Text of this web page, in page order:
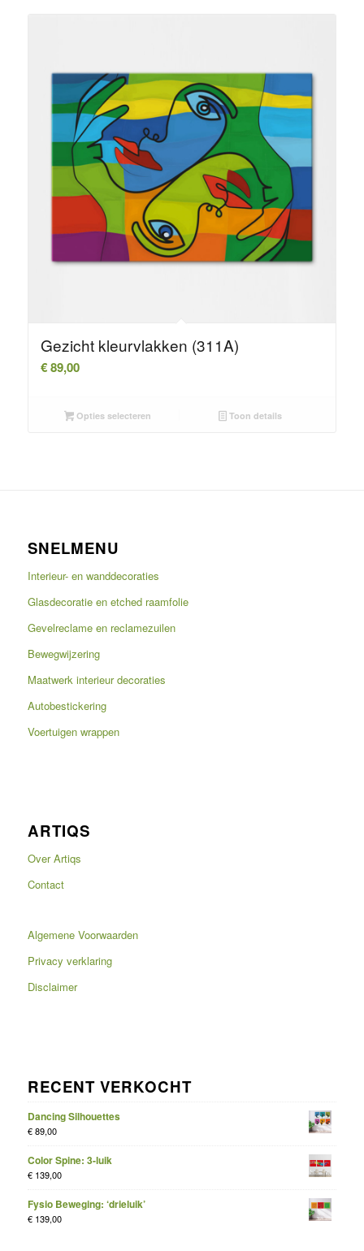
Gezicht kleurvlakken (311A)
€89,00
Opties selecteren Toon details
SNELMENU
Interieur- en wanddecoraties
Glasdecoratie en etched raamfolie
Gevelreclame en reclamezuilen
Bewegwijzering
Maatwerk interieur decoraties
Autobestickering
Voertuigen wrappen
ARTIQS
Over Artiqs
Contact
Algemene Voorwaarden
Privacy verklaring
Disclaimer
RECENT VERKOCHT
Dancing Silhouettes
€89,00
Color Spine: 3-luik
€139,00
Fysio Beweging: ‘drieluik’
€139,00